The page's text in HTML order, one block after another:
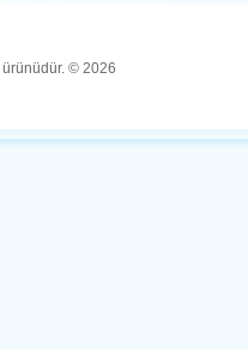
ürünüdür. © 2026